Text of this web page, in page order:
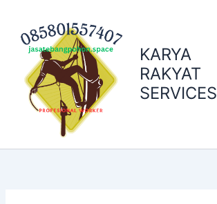
content
KARYA
RAKYAT
SERVICES